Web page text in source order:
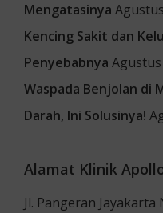
Mengatasinya
Kencing Sakit dan
Penyebabnya Agustus
Waspada Benjolan di
Darah, Ini Solusinya!
Alamat Klinik
Jl. Pangeran Jayakarta